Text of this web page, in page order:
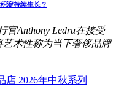
淀持续生长？
官Anthony Ledru在接受
艺术性称为当下奢侈品牌